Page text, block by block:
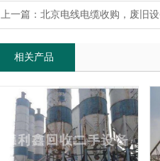
上一篇： 北京电线电缆收购，废旧
相关产品